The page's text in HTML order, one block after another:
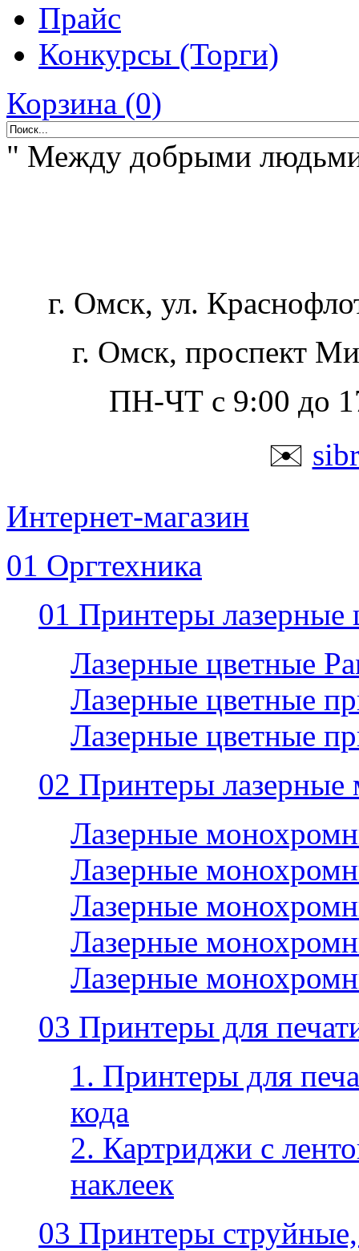
Прайс
Конкурсы (Торги)
Корзина (0)
" Между добрыми
г. Омск, ул.
г. Омск, проспект
ПН-ЧТ с 9:00 до
✉️
Интернет-магазин
01 Оргтехника
01 Принтеры лазерные
Лазерные цветные
Лазерные цветные
Лазерные цветные
02 Принтеры
Лазерные
Лазерные
Лазерные
Лазерные
Лазерные
03 Принтеры для
1. Принтеры для
кода
2. Картриджи с
наклеек
03 Принтеры